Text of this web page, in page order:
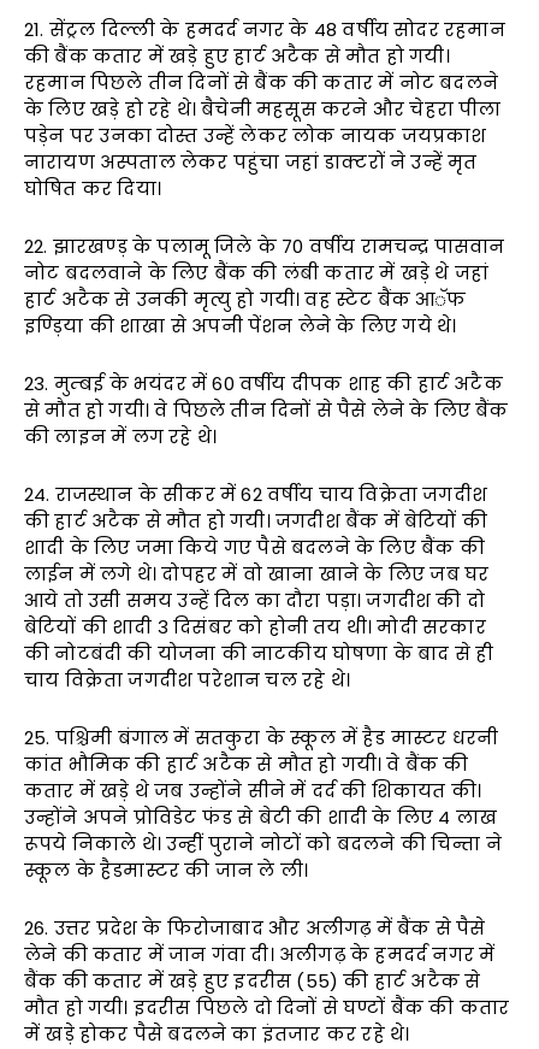
21. सेंट्रल दिल्ली के हमदर्द नगर के 48 वर्षीय सोदर रहमान
की बैंक कतार में खड़े हुए हार्ट अटैक से मौत हो गयी।
रहमान पिछले तीन दिनों से बैंक की कतार में नोट बदलने
के लिए खड़े हो रहे थे। बैचेनी महसूस करने और चेहरा पीला
पड़ेन पर उनका दोस्त उन्हें लेकर लोक नायक जयप्रकाश
नारायण अस्पताल लेकर पहुंचा जहां डाक्टरों ने उन्हें मृत
घोषित कर दिया।
22. झारखण्ड़ के पलामू जिले के 70 वर्षीय रामचन्द्र पासवान
नोट बदलवाने के लिए बैंक की लंबी कतार में खड़े थे जहां
हार्ट अटैक से उनकी मृत्यु हो गयी। वह स्टेट बैंक आॅफ
इण्ड़िया की शाखा से अपनी पेंशन लेने के लिए गये थे।
23. मुम्बई के भयंदर में 60 वर्षीय दीपक शाह की हार्ट अटैक
से मौत हो गयी। वे पिछले तीन दिनों से पैसे लेने के लिए बैंक
की लाइन में लग रहे थे।
24. राजस्थान के सीकर में 62 वर्षीय चाय विक्रेता जगदीश
की हार्ट अटैक से मौत हो गयी। जगदीश बैंक में बेटियों की
शादी के लिए जमा किये गए पैसे बदलने के लिए बैंक की
लाईन में लगे थे। दोपहर में वो खाना खाने के लिए जब घर
आये तो उसी समय उन्हें दिल का दौरा पड़ा। जगदीश की दो
बेटियों की शादी 3 दिसंबर को होनी तय थी। मोदी सरकार
की नोटबंदी की योजना की नाटकीय घोषणा के बाद से ही
चाय विक्रेता जगदीश परेशान चल रहे थे।
25. पश्चिमी बंगाल में सतकुरा के स्कूल में हैड मास्टर धरनी
कांत भौमिक की हार्ट अटैक से मौत हो गयी। वे बैंक की
कतार में खड़े थे जब उन्होंने सीने में दर्द की शिकायत की।
उन्होंने अपने प्रोविडेट फंड से बेटी की शादी के लिए 4 लाख
रूपये निकाले थे। उन्हीं पुराने नोटों को बदलने की चिन्ता ने
स्कूल के हैडमास्टर की जान ले ली।
26. उत्तर प्रदेश के फिरोजाबाद और अलीगढ़ में बैंक से पैसे
लेने की कतार में जान गंवा दी। अलीगढ़ के हमदर्द नगर में
बैंक की कतार में खड़े हुए इदरीस (55) की हार्ट अटैक से
मौत हो गयी। इदरीस पिछले दो दिनों से घण्टों बैंक की कतार
में खड़े होकर पैसे बदलने का इंतजार कर रहे थे।